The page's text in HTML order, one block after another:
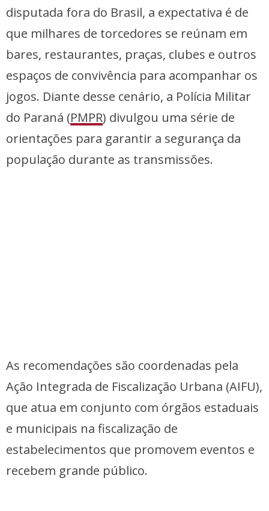
disputada fora do Brasil, a expectativa é de
que milhares de torcedores se reúnam em
bares, restaurantes, praças, clubes e outros
espaços de convivência para acompanhar os
jogos. Diante desse cenário, a Polícia Militar
do Paraná (PMPR) divulgou uma série de
orientações para garantir a segurança da
população durante as transmissões.
As recomendações são coordenadas pela
Ação Integrada de Fiscalização Urbana (AIFU),
que atua em conjunto com órgãos estaduais
e municipais na fiscalização de
estabelecimentos que promovem eventos e
recebem grande público.